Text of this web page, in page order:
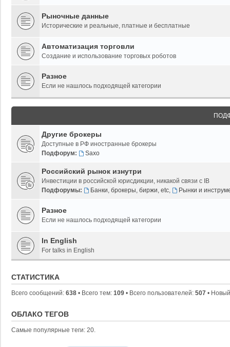
Рыночные данные
Исторические и реальные, платные и бесплатные
Автоматизация торговли
Создание и использование торговых роботов
Разное
Если не нашлось подходящей категории
Другие брокеры
Доступные в РФ иностранные брокеры
Подфорум:
Saxo
Российский рынок изнутри
Инвестиции в российской юрисдикции, никакой связи с IB
Подфорумы:
Банки, брокеры, биржи, etc, Рынки и
Разное
Если не нашлось подходящей категории
In English
For talks in English
СТАТИСТИКА
Всего сообщений: 638 • Всего тем: 109 • Всего пользователей: 507 •
ОБЛАКО ТЕГОВ
Самые популярные теги: 20.